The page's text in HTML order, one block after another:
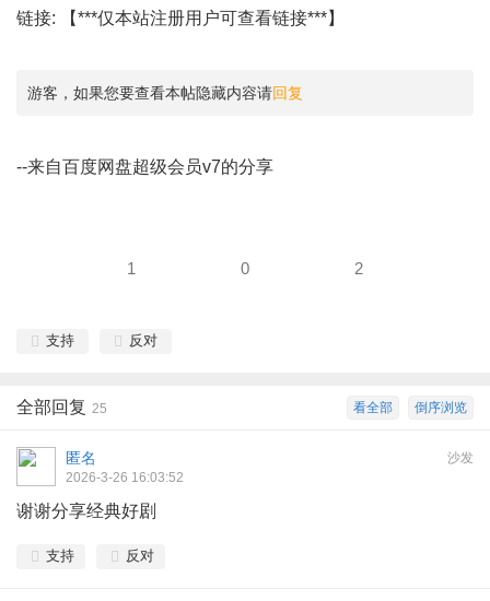
链接: 【***仅本站注册用户可查看链接***】
游客，如果您要查看本帖隐藏内容请回复
--来自百度网盘超级会员v7的分享
1 0 2
支持 反对
倒序浏览
看全部
全部回复 25
沙发
匿名
2026-3-26 16:03:52
谢谢分享经典好剧
支持 反对